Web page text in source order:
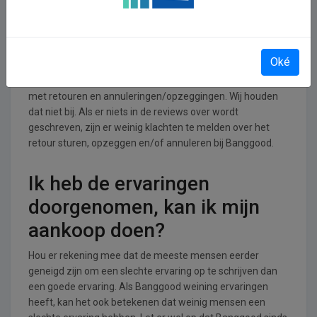
met retouren en annuleringen/opzeggingen. Wij houden
dat niet bij. Als er niets in de reviews over wordt
geschreven, zijn er weinig klachten te melden over het
retour sturen, opzeggen en/of annuleren bij Banggood.
Ik heb de ervaringen
doorgenomen, kan ik mijn
aankoop doen?
Hou er rekening mee dat de meeste mensen eerder
geneigd zijn om een slechte ervaring op te schrijven dan
een goede ervaring. Als Banggood weining ervaringen
heeft, kan het ook betekenen dat weinig mensen een
Oké